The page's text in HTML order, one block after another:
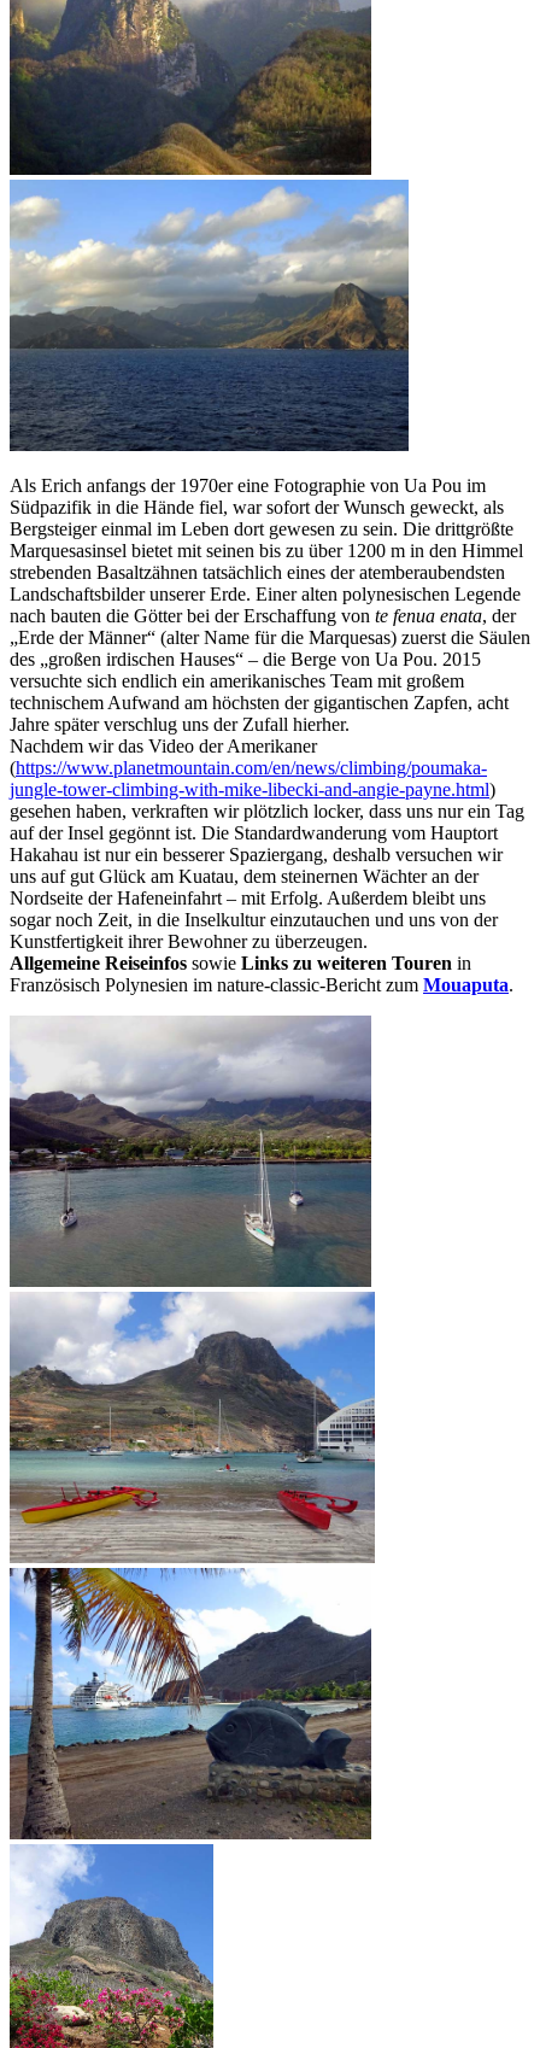
Als Erich anfangs der 1970er eine Fotographie von Ua Pou im
Südpazifik in die Hände fiel, war sofort der Wunsch geweckt, als
Bergsteiger einmal im Leben dort gewesen zu sein. Die drittgrößte
Marquesasinsel bietet mit seinen bis zu über 1200 m in den Himmel
strebenden Basaltzähnen tatsächlich eines der atemberaubendsten
Landschaftsbilder unserer Erde. Einer alten polynesischen Legende
nach bauten die Götter bei der Erschaffung von te fenua enata, der
„Erde der Männer“ (alter Name für die Marquesas) zuerst die Säulen
des „großen irdischen Hauses“ – die Berge von Ua Pou. 2015
versuchte sich endlich ein amerikanisches Team mit großem
technischem Aufwand am höchsten der gigantischen Zapfen, acht
Jahre später verschlug uns der Zufall hierher.
Nachdem wir das Video der Amerikaner
(https://www.planetmountain.com/en/news/climbing/poumaka-
jungle-tower-climbing-with-mike-libecki-and-angie-payne.html)
gesehen haben, verkraften wir plötzlich locker, dass uns nur ein Tag
auf der Insel gegönnt ist. Die Standardwanderung vom Hauptort
Hakahau ist nur ein besserer Spaziergang, deshalb versuchen wir
uns auf gut Glück am Kuatau, dem steinernen Wächter an der
Nordseite der Hafeneinfahrt – mit Erfolg. Außerdem bleibt uns
sogar noch Zeit, in die Inselkultur einzutauchen und uns von der
Kunstfertigkeit ihrer Bewohner zu überzeugen.
Allgemeine Reiseinfos sowie Links zu weiteren Touren in
Französisch Polynesien im nature-classic-Bericht zum Mouaputa.